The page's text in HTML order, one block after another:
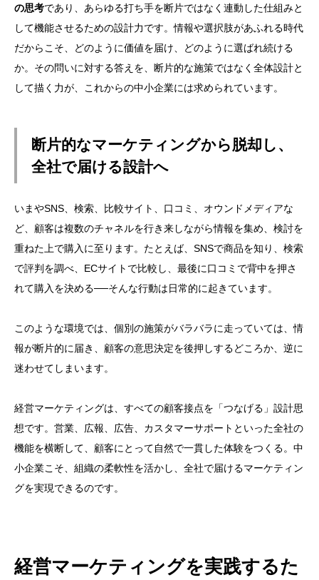
の思考であり、あらゆる打ち手を断片ではなく連動した仕組みと
して機能させるための設計力です。情報や選択肢があふれる時代
だからこそ、どのように価値を届け、どのように選ばれ続ける
か。その問いに対する答えを、断片的な施策ではなく全体設計と
して描く力が、これからの中小企業には求められています。
断片的なマーケティングから脱却し、
全社で届ける設計へ
いまやSNS、検索、比較サイト、口コミ、オウンドメディアな
ど、顧客は複数のチャネルを行き来しながら情報を集め、検討を
重ねた上で購入に至ります。たとえば、SNSで商品を知り、検索
で評判を調べ、ECサイトで比較し、最後に口コミで背中を押さ
れて購入を決める──そんな行動は日常的に起きています。
このような環境では、個別の施策がバラバラに走っていては、情
報が断片的に届き、顧客の意思決定を後押しするどころか、逆に
迷わせてしまいます。
経営マーケティングは、すべての顧客接点を「つなげる」設計思
想です。営業、広報、広告、カスタマーサポートといった全社の
機能を横断して、顧客にとって自然で一貫した体験をつくる。中
小企業こそ、組織の柔軟性を活かし、全社で届けるマーケティン
グを実現できるのです。
経営マーケティングを実践するた